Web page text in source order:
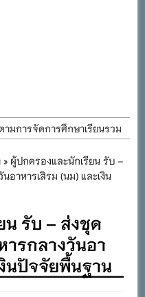
มการจัดการศึกษาเรียนรวม
พัฒนาการจัดการศึกษาและ
งโรงเรียนในสังกัด
าระ วางพานพุ่ม และจุด
ล เนื่องในโอกาสวันเฉลิม
ทสมเด็จพระเจ้าอยู่หัว ๒๘
» ผู้ปกครองและนักเรียน รับ –
อาหารเสิรม (นม) และเงิน
น รับ – ส่งชุด
ารกลางวันอา
นปัจจัยพื้นฐาน